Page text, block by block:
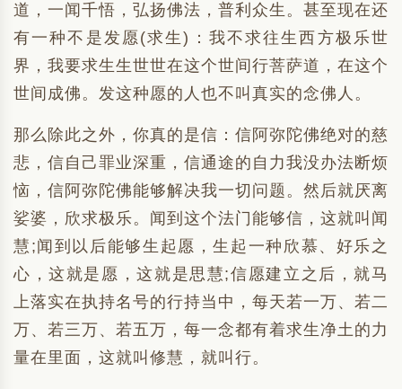
道，一闻千悟，弘扬佛法，普利众生。甚至现在还
有一种不是发愿(求生)：我不求往生西方极乐世
界，我要求生生世世在这个世间行菩萨道，在这个
世间成佛。发这种愿的人也不叫真实的念佛人。
那么除此之外，你真的是信：信阿弥陀佛绝对的慈
悲，信自己罪业深重，信通途的自力我没办法断烦
恼，信阿弥陀佛能够解决我一切问题。然后就厌离
娑婆，欣求极乐。闻到这个法门能够信，这就叫闻
慧;闻到以后能够生起愿，生起一种欣慕、好乐之
心，这就是愿，这就是思慧;信愿建立之后，就马
上落实在执持名号的行持当中，每天若一万、若二
万、若三万、若五万，每一念都有着求生净土的力
量在里面，这就叫修慧，就叫行。